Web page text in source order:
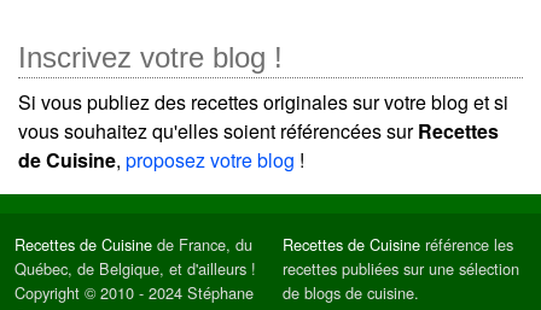
Inscrivez votre blog !
Si vous publiez des recettes originales sur votre blog et si
vous souhaitez qu'elles soient référencées surRecettes
de Cuisine, proposez votre blog !
Recettes de Cuisine de France, du
Québec, de Belgique, et d'ailleurs !
Copyright © 2010 - 2024 Stéphane
Recettes de Cuisine référence les
recettes publiées sur une sélection
de blogs de cuisine.